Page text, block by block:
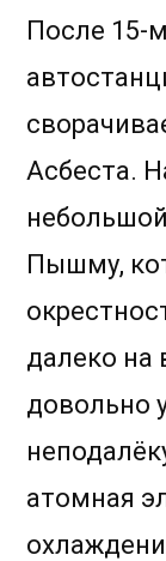
После 15-
Асбеста.
Пышму,
далеко на
довольно
атомная